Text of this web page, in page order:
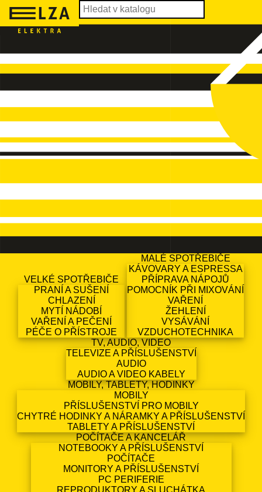
VELKÉ SPOTŘEBIČE
PRANÍ A SUŠENÍ
CHLAZENÍ
MYTÍ NÁDOBÍ
VAŘENÍ A PEČENÍ
PÉČE O PŘÍSTROJE
MALÉ SPOTŘEBIČE
KÁVOVARY A ESPRESSA
PŘÍPRAVA NÁPOJŮ
POMOCNÍK PŘI MIXOVÁNÍ
VAŘENÍ
ŽEHLENÍ
VYSÁVÁNÍ
VZDUCHOTECHNIKA
TV, AUDIO, VIDEO
TELEVIZE A PŘÍSLUŠENSTVÍ
AUDIO
AUDIO A VIDEO KABELY
MOBILY, TABLETY, HODINKY
MOBILY
PŘÍSLUŠENSTVÍ PRO MOBILY
CHYTRÉ HODINKY A NÁRAMKY A PŘÍSLUŠENSTVÍ
TABLETY A PŘÍSLUŠENSTVÍ
POČÍTAČE A KANCELÁŘ
NOTEBOOKY A PŘÍSLUŠENSTVÍ
POČÍTAČE
MONITORY A PŘÍSLUŠENSTVÍ
PC PERIFERIE